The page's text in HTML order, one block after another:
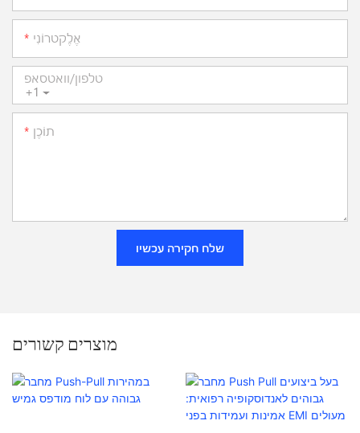
אֶלֶקטרוֹנִי
+1
טלפון/וואטסאפ
תוֹכֶן
שלח חקירה עכשיו
מוצרים קשורים